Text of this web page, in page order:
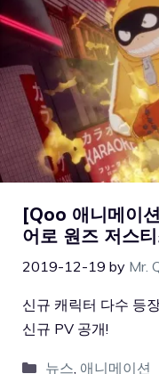
[Qoo 애니메이
어로 원즈 저스
2019-12-19 by Mr.
신규 캐릭터 다수 등
신규 PV 공개!
뉴스, 애니메이션